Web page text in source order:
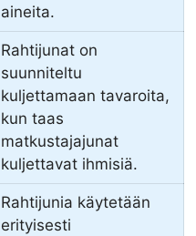
aineita.
Rahtijunat on
suunniteltu
kuljettamaan tavaroita,
kun taas
matkustajajunat
kuljettavat ihmisiä.
Rahtijunia käytetään
erityisesti